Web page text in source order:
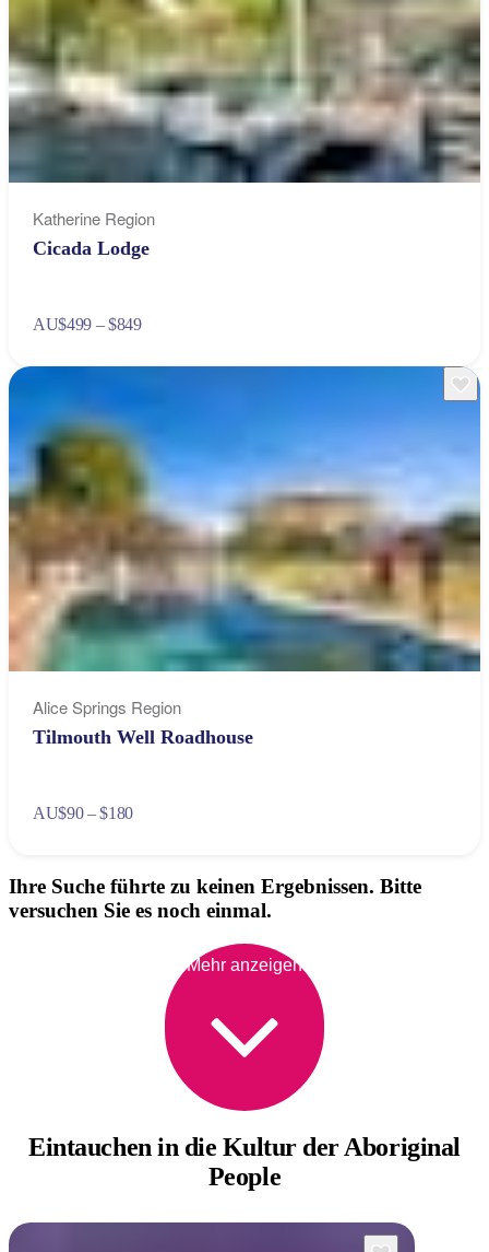
Katherine Region
Cicada Lodge
AU$499 – $849
Alice Springs Region
Tilmouth Well Roadhouse
AU$90 – $180
Ihre Suche führte zu keinen Ergebnissen. Bitte
versuchen Sie es noch einmal.
Mehr anzeigen
Eintauchen in die Kultur der Aboriginal
People